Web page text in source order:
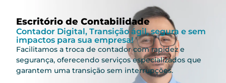
Escritório de Contabilidade
Contador Digital, Transição ágil, segura e sem
impactos para sua empresa!
Facilitamos a troca de contador com rapidez e
segurança, oferecendo serviços especializados que
garantem uma transição sem interrupções.